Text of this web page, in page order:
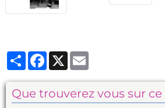
PartagerFacebook
X
Que trouverez vous sur ce